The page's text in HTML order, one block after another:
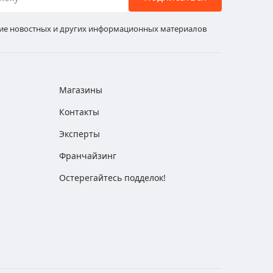
новостных и других информационных материалов
Магазины
Контакты
Эксперты
Франчайзинг
Остерегайтесь подделок!